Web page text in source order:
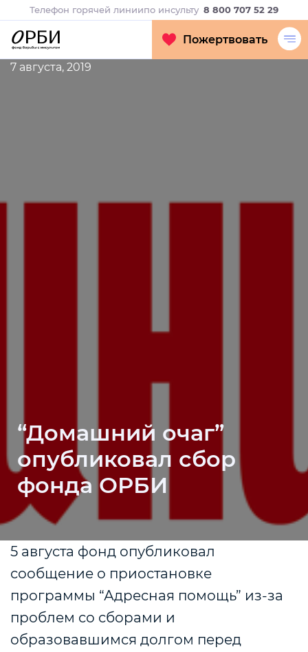
Телефон горячей линиипо инсульту 8 800 707 52 29
Пожертвовать
7 августа, 2019
“Домашний очаг”
опубликовал сбор
фонда ОРБИ
5 августа фонд опубликовал
сообщение о приостановке
программы “Адресная помощь” из-за
проблем со сборами и
образовавшимся долгом перед